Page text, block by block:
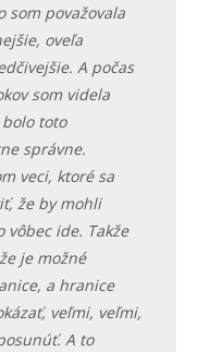
som považovala
oveľa
A počas
som videla
toto
správne.
veci, ktoré sa
že by mohli
vôbec ide. Takže
je možné
a hranice
veľmi, veľmi,
A to